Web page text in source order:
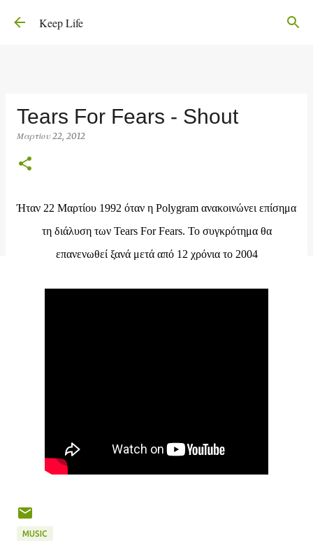
Μετάβαση στο κύριο περιεχόμενο
Keep Life
Tears For Fears - Shout
Μαρτίου 22, 2012
Ήταν 22 Μαρτίου 1992 όταν η Polygram ανακοινώνει επίσημα
τη διάλυση των Tears For Fears. Το συγκρότημα θα
επανενωθεί ξανά μετά από 12 χρόνια το 2004
MUSIC